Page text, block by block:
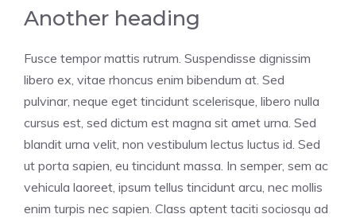
Another heading
Fusce tempor mattis rutrum. Suspendisse dignissim
libero ex, vitae rhoncus enim bibendum at. Sed
pulvinar, neque eget tincidunt scelerisque, libero nulla
cursus est, sed dictum est magna sit amet urna. Sed
blandit urna velit, non vestibulum lectus luctus id. Sed
ut porta sapien, eu tincidunt massa. In semper, sem ac
vehicula laoreet, ipsum tellus tincidunt arcu, nec mollis
enim turpis nec sapien. Class aptent taciti sociosqu ad